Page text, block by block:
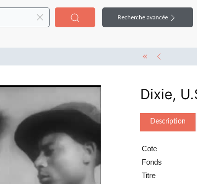
Recherche avancée
Dixie,
Description
Cote
Fonds
Titre